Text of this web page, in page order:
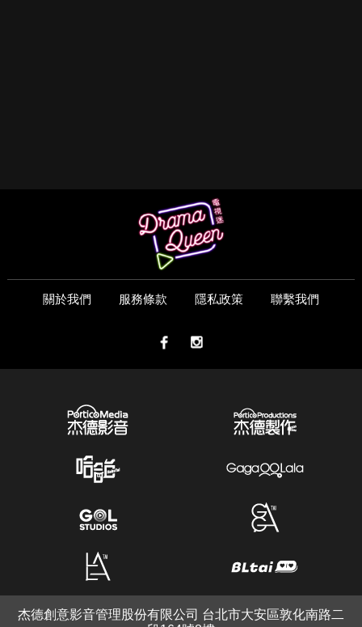
關於我們 服務條款 隱私政策 聯繫我們
杰德創意影音管理股份有限公司 台北市大安區敦化南路二